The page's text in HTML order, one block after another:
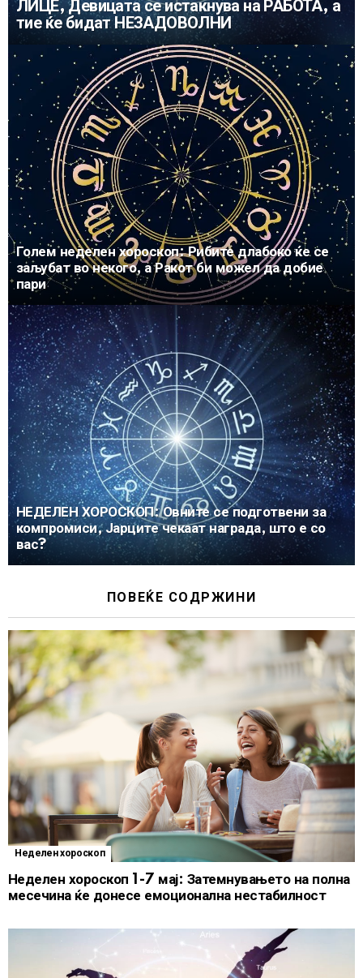
ЛИЦЕ, Девицата се истакнува на РАБОТА, а
тие ќе бидат НЕЗАДОВОЛНИ
Голем неделен хороскоп: Рибите длабоко ќе се
заљубат во некого, а Ракот би можел да добие
пари
НЕДЕЛЕН ХОРОСКОП: Овните се подготвени за
компромиси, Јарците чекаат награда, што е со
вас?
ПОВЕЌЕ СОДРЖИНИ
Неделен хороскоп
Неделен хороскоп 1-7 мај: Затемнувањето на полна
месечина ќе донесе емоционална нестабилност